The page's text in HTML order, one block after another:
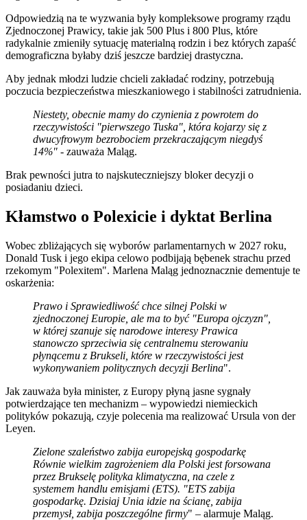
Odpowiedzią na te wyzwania były kompleksowe programy rządu
Zjednoczonej Prawicy, takie jak 500 Plus i 800 Plus, które
radykalnie zmieniły sytuację materialną rodzin i bez których zapaść
demograficzna byłaby dziś jeszcze bardziej drastyczna.
Aby jednak młodzi ludzie chcieli zakładać rodziny, potrzebują
poczucia bezpieczeństwa mieszkaniowego i stabilności zatrudnienia.
Niestety, obecnie mamy do czynienia z powrotem do
rzeczywistości "pierwszego Tuska", która kojarzy się z
dwucyfrowym bezrobociem przekraczającym niegdyś
14%" - zauważa Maląg.
Brak pewności jutra to najskuteczniejszy bloker decyzji o
posiadaniu dzieci.
Kłamstwo o Polexicie i dyktat Berlina
Wobec zbliżających się wyborów parlamentarnych w 2027 roku,
Donald Tusk i jego ekipa celowo podbijają bębenek strachu przed
rzekomym "Polexitem". Marlena Maląg jednoznacznie dementuje te
oskarżenia:
Prawo i Sprawiedliwość chce silnej Polski w
zjednoczonej Europie, ale ma to być "Europa ojczyzn",
w której szanuje się narodowe interesy Prawica
stanowczo sprzeciwia się centralnemu sterowaniu
płynącemu z Brukseli, które w rzeczywistości jest
wykonywaniem politycznych decyzji Berlina".
Jak zauważa była minister, z Europy płyną jasne sygnały
potwierdzające ten mechanizm – wypowiedzi niemieckich
polityków pokazują, czyje polecenia ma realizować Ursula von der
Leyen.
Zielone szaleństwo zabija europejską gospodarkę
Równie wielkim zagrożeniem dla Polski jest forsowana
przez Brukselę polityka klimatyczna, na czele z
systemem handlu emisjami (ETS). "ETS zabija
gospodarkę. Dzisiaj Unia idzie na ścianę, zabija
przemysł, zabija poszczególne firmy" – alarmuje Maląg.